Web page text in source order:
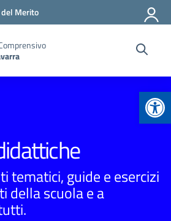
Merito
tematici, guide e esercizi
della scuola e a